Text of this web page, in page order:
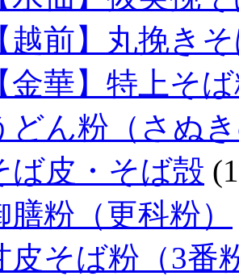
越前】丸挽き
金華】特上そ
どん粉（さぬ
ば皮・そば殻
膳粉（更科粉）
皮そば粉（3番